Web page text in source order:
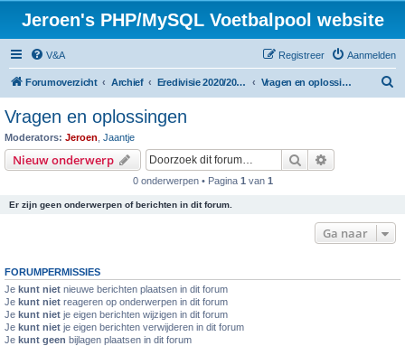
Jeroen's PHP/MySQL Voetbalpool website
V&A Aanmelden
Registreer
Forumoverzicht Archief Eredivisie 2020/2021 voetbalpool Vragen en oplossingen
Vragen en oplossingen
Moderators: Jeroen Jaantje
Nieuw onderwerp Zoek
0 onderwerpen • Pagina 1 van 1
Er zijn geen onderwerpen of berichten in dit forum.
Ga naar
FORUMPERMISSIES
Je kunt niet nieuwe berichten plaatsen in dit forum
Je kunt niet reageren op onderwerpen in dit forum
Je kunt niet je eigen berichten wijzigen in dit forum
Je kunt niet je eigen berichten verwijderen in dit forum
Je kunt geen bijlagen plaatsen in dit forum